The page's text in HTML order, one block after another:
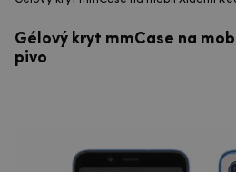
Gélový kryt mmCase na
pivo